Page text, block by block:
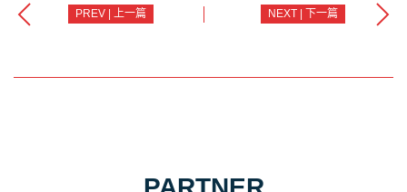
PREV | 上一篇 NEXT | 下一篇